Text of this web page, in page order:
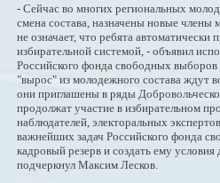
- Сейчас во многих региональных
смена состава, назначены новые
не означает, что ребята автоматически
избирательной системой, - объявил
Российского фонда свободных
"вырос" из молодежного состава ждут
они приглашены в ряды
продолжат участие в избирательном
наблюдателей, электоральных
важнейших задач Российского фонда
кадровый резерв и создать ему условия
подчеркнул Максим Лесков.